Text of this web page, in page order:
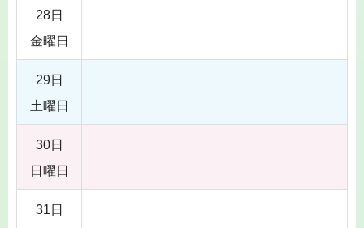
28日
金曜日
29日
土曜日
30日
日曜日
31日